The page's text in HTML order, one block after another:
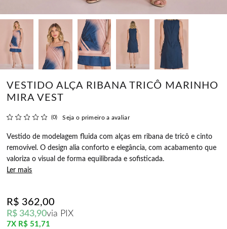
VESTIDO ALÇA RIBANA TRICÔ MARINHO
MIRA VEST
(0) Seja o primeiro a avaliar
Vestido de modelagem fluida com alças em ribana de tricô e cinto
removível. O design alia conforto e elegância, com acabamento que
valoriza o visual de forma equilibrada e sofisticada.
Ler mais
R$ 343,90via PIX
R$ 362,00
7X R$ 51,71